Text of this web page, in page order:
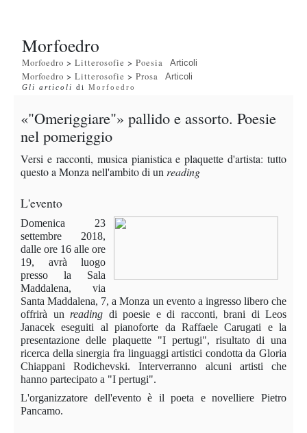
Morfoedro
Morfoedro > Litterosofie > Poesia Articoli
Morfoedro > Litterosofie > Prosa Articoli
Gli articoli di Morfoedro
«"Omeriggiare"» pallido e assorto. Poesie
nel pomeriggio
Versi e racconti, musica pianistica e plaquette d'artista: tutto
questo a Monza nell'ambito di un reading
L'evento
Domenica 23
settembre 2018,
dalle ore 16 alle ore
19, avrà luogo
presso la Sala
Maddalena, via
Santa Maddalena, 7, a Monza un evento a ingresso libero che
offrirà un reading di poesie e di racconti, brani di Leos
Janacek eseguiti al pianoforte da Raffaele Carugati e la
presentazione delle plaquette "I pertugi", risultato di una
ricerca della sinergia fra linguaggi artistici condotta da Gloria
Chiappani Rodichevski. Interverranno alcuni artisti che
hanno partecipato a "I pertugi".
L'organizzatore dell'evento è il poeta e novelliere Pietro
Pancamo.